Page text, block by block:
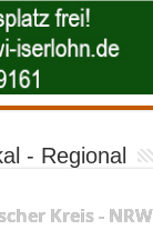
- Regional
Kreis - NRW